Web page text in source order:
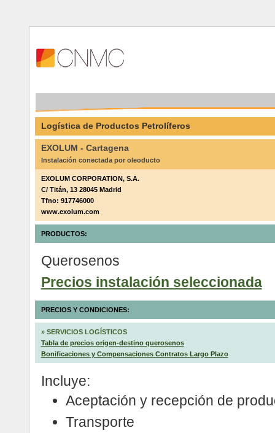
Logística de Productos Petrolíferos
EXOLUM - Cartagena
Instalación conectada por oleoducto
EXOLUM CORPORATION, S.A.
C/ Titán, 13 28045 Madrid
Tfno: 917746000
www.exolum.com
PRODUCTOS:
Querosenos
Precios instalación seleccionada
PRECIOS Y CONDICIONES:
» SERVICIOS LOGÍSTICOS
Tabla de precios origen-destino querosenos
Bonificaciones y Compensaciones Contratos Largo Plazo
Incluye:
Aceptación y recepción de
Transporte